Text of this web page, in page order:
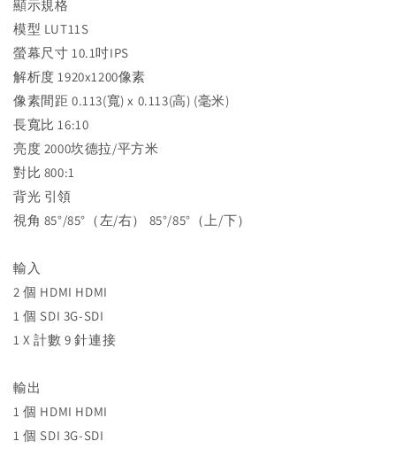
顯示規格
模型 LUT11S
螢幕尺寸 10.1吋IPS
解析度 1920x1200像素
像素間距 0.113(寬) x 0.113(高) (毫米)
長寬比 16:10
亮度 2000坎德拉/平方米
對比 800:1
背光 引領
視角 85°/85°（左/右） 85°/85°（上/下）
輸入
2 個 HDMI HDMI
1 個 SDI 3G-SDI
1 X 計數 9 針連接
輸出
1 個 HDMI HDMI
1 個 SDI 3G-SDI